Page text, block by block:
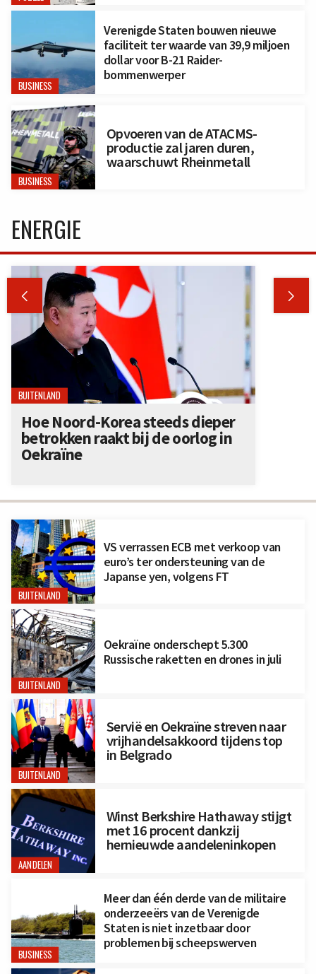
BUSINESS
Verenigde Staten bouwen nieuwe
faciliteit ter waarde van 39,9 miljoen
dollar voor B-21 Raider-
bommenwerper
BUSINESS
Opvoeren van de ATACMS-
productie zal jaren duren,
waarschuwt Rheinmetall
BUITENLAND
VS verrassen ECB met verkoop van
euro’s ter ondersteuning van de
Japanse yen, volgens FT
BUITENLAND
Oekraïne onderschept 5.300
Russische raketten en drones in juli
BUITENLAND
Servië en Oekraïne streven naar
vrijhandelsakkoord tijdens top
in Belgrado
AANDELEN
Winst Berkshire Hathaway stijgt
met 16 procent dankzij
hernieuwde aandeleninkopen
BUSINESS
Meer dan één derde van de militaire
onderzeeërs van de Verenigde
Staten is niet inzetbaar door
problemen bij scheepswerven
ENERGIE
 
BUITENLAND
Hoe Noord-Korea steeds dieper
betrokken raakt bij de oorlog in
Oekraïne